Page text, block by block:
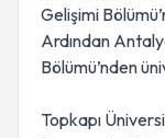
Gelişimi
Ardından
Bölümü’nden
Topkapı